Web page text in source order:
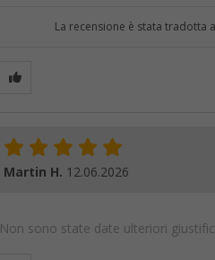
La recensione è stata tradotta
Martin H. 12.06.2026
Non sono state date ulteriori